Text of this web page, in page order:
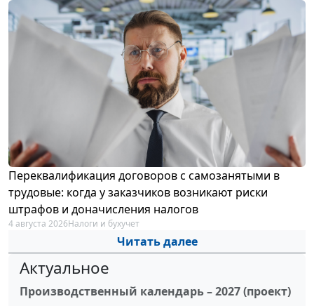
Переквалификация договоров с самозанятыми в
трудовые: когда у заказчиков возникают риски
штрафов и доначисления налогов
4 августа 2026Налоги и бухучет
Читать далее
Актуальное
Производственный календарь – 2027 (проект)